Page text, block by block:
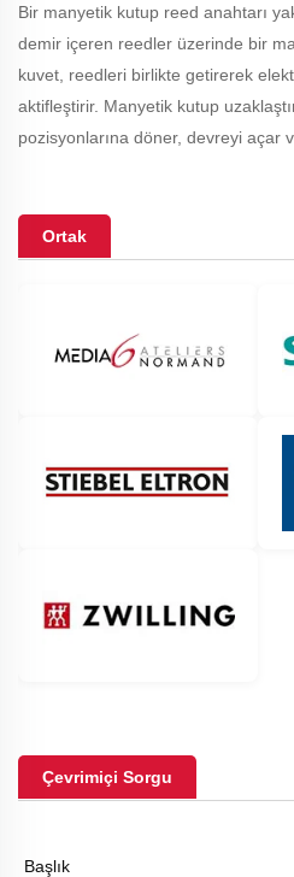
Bir manyetik kutup reed anahtarı
demir içeren reedler üzerinde bir
kuvet, reedleri birlikte getirerek
aktifleştirir. Manyetik kutup
pozisyonlarına döner, devreyi açar
Ortak
Çevrimiçi Sorgu
Başlık